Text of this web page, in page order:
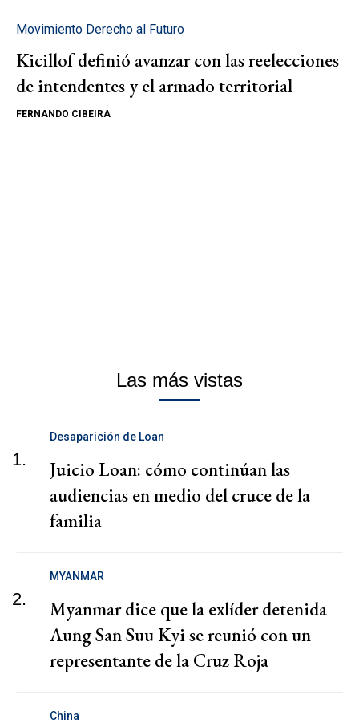
Movimiento Derecho al Futuro
Kicillof definió avanzar con las reelecciones
de intendentes y el armado territorial
FERNANDO CIBEIRA
Las más vistas
1.
Desaparición de Loan
Juicio Loan: cómo continúan las
audiencias en medio del cruce de la
familia
2.
MYANMAR
Myanmar dice que la exlíder detenida
Aung San Suu Kyi se reunió con un
representante de la Cruz Roja
China